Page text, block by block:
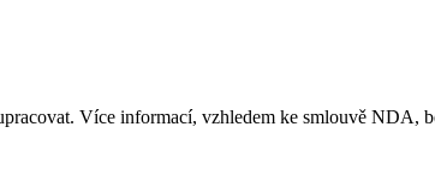
Více informací, vzhledem ke smlouvě NDA,